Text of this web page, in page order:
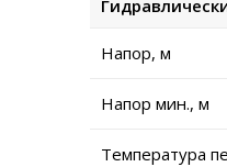
Напор, м
Напор мин., м
Температура